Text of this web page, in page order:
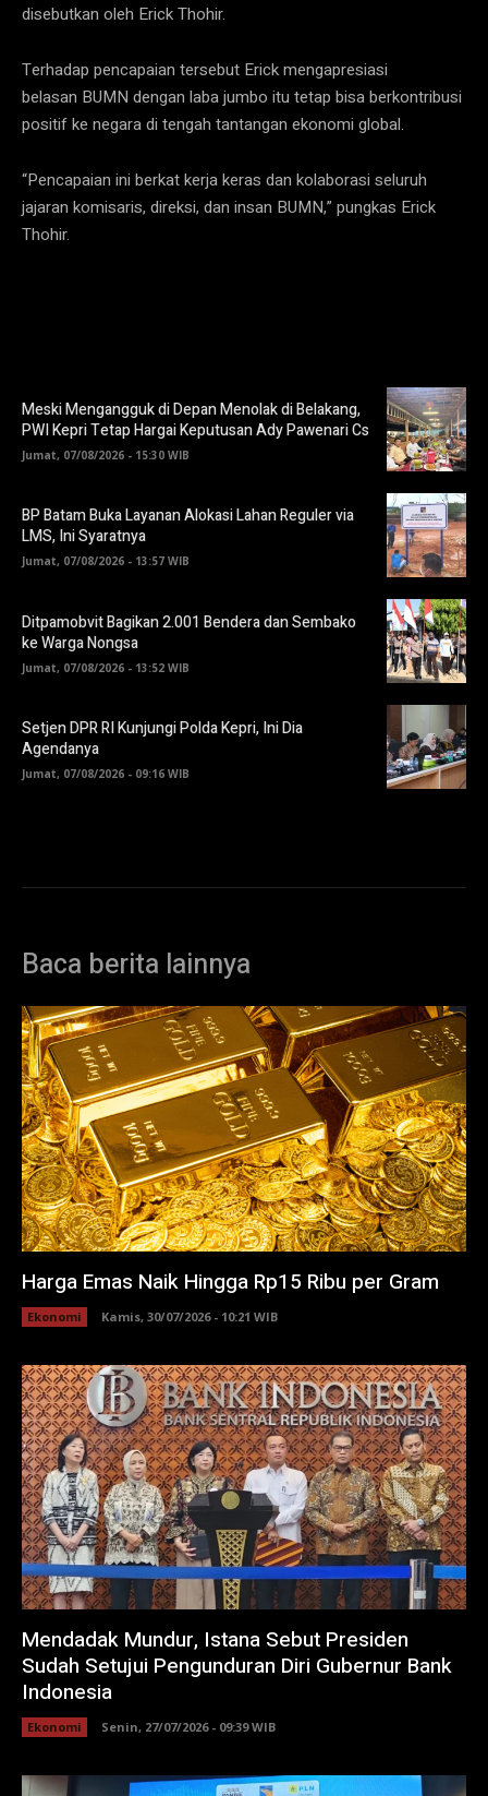
disebutkan oleh Erick Thohir.
Terhadap pencapaian tersebut Erick mengapresiasi
belasan BUMN dengan laba jumbo itu tetap bisa berkontribusi
positif ke negara di tengah tantangan ekonomi global.
“Pencapaian ini berkat kerja keras dan kolaborasi seluruh
jajaran komisaris, direksi, dan insan BUMN,” pungkas Erick
Thohir.
Meski Mengangguk di Depan Menolak di Belakang,
PWI Kepri Tetap Hargai Keputusan Ady Pawenari Cs
Jumat, 07/08/2026 - 15:30 WIB
BP Batam Buka Layanan Alokasi Lahan Reguler via
LMS, Ini Syaratnya
Jumat, 07/08/2026 - 13:57 WIB
Ditpamobvit Bagikan 2.001 Bendera dan Sembako
ke Warga Nongsa
Jumat, 07/08/2026 - 13:52 WIB
Setjen DPR RI Kunjungi Polda Kepri, Ini Dia
Agendanya
Jumat, 07/08/2026 - 09:16 WIB
Baca berita lainnya
Harga Emas Naik Hingga Rp15 Ribu per Gram
Ekonomi Kamis, 30/07/2026 - 10:21 WIB
Mendadak Mundur, Istana Sebut Presiden
Sudah Setujui Pengunduran Diri Gubernur Bank
Indonesia
Ekonomi Senin, 27/07/2026 - 09:39 WIB